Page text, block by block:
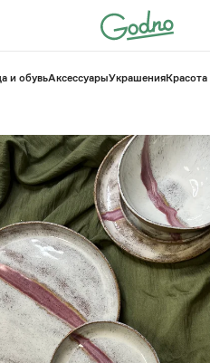
и обувьАксессуарыУкрашения